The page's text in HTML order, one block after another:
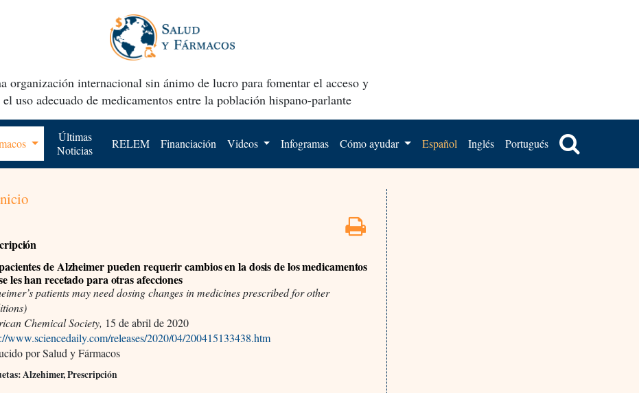
organización internacional sin ánimo de lucro para fomentar el acceso y
el uso adecuado de medicamentos entre la población hispano-parlante
Últimas
Noticias
RELEM Financiación Videos Infogramas Cómo ayudar Español Inglés Portugués
de Alzheimer pueden requerir cambios en la dosis de los medicamentos
les han recetado para otras afecciones
patients may need dosing changes in medicines prescribed for other
Chemical Society, 15 de abril de 2020
www.sciencedaily.com/releases/2020/04/200415133438.htm
por Salud y Fármacos
Alzehimer, Prescripción